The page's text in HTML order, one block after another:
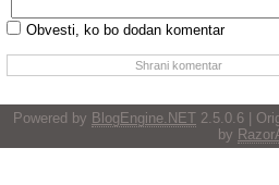
Obvesti, ko bo dodan komentar
Powered by BlogEngine.NET 2.5.0.6 |
by